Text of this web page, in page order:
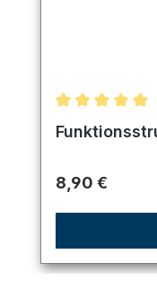
Regulärer
8,90 €